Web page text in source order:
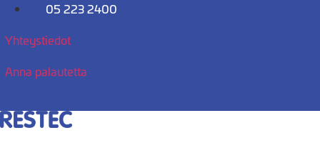
Mene
05 223 2400
Yhteystiedot
Anna palautetta